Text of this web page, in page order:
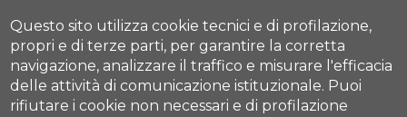
Fatturazione elettronica UdA
Fatturazione elettronica DdA
Dove siamo
Numeri utili Campus
Mappa Campus Pescara
HelpDesk Informatico d'Ateneo
Questo sito utilizza cookie tecnici e di profilazione,
propri e di terze parti, per garantire la corretta
navigazione, analizzare il traffico e misurare l'efficacia
delle attività di comunicazione istituzionale. Puoi
rifiutare i cookie non necessari e di profilazione